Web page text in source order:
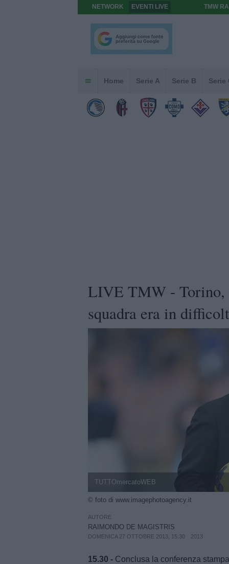
NETWORK EVENTI LIVE TMW
Home Serie A Serie B Serie
LIVE TMW - Torino,
squadra era in
TUTTOmercatoWEB
© foto di www.imagephotoagency.it
AUTORE
RAIMONDO DE MAGISTRIS
DOMENICA 27 OTTOBRE 2013, 15:30 2013
15.30 - Conclusa la conferenza